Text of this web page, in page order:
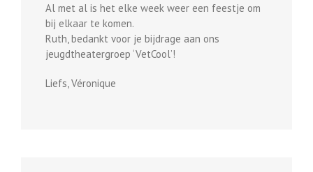
Al met al is het elke week weer een feestje om
bij elkaar te komen.
Ruth, bedankt voor je bijdrage aan ons
jeugdtheatergroep ‘VetCool’!
Liefs, Véronique